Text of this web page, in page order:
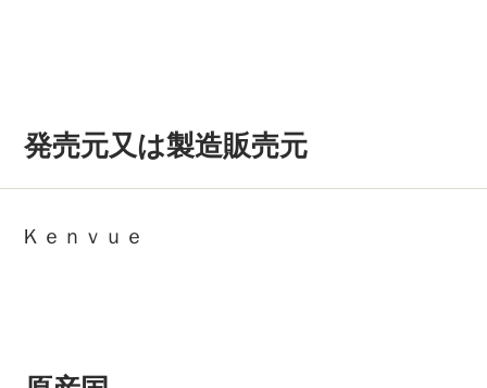
発売元又は製造販売元
Ｋｅｎｖｕｅ